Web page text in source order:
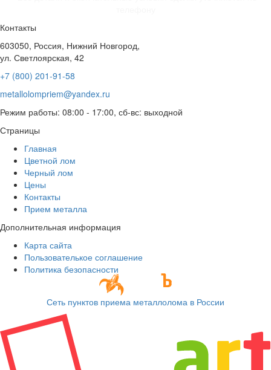
Контакты
603050, Россия, Нижний Новгород,
ул. Светлоярская, 42
+7 (800) 201-91-58
metallolompriem@yandex.ru
Режим работы: 08:00 - 17:00, сб-вс: выходной
Страницы
Главная
Цветной лом
Черный лом
Цены
Контакты
Прием металла
Дополнительная информация
Карта сайта
Пользователькое соглашение
Политика безопасности
Сеть пунктов приема металлолома в России